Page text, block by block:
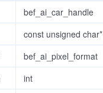
bef_ai_car_handle
const unsigned char*
bef_ai_pixel_format
int